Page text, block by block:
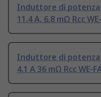
Induttore di
11.4 A, 6.8 mΩ Rcc
Induttore di
4.1 A 36 mΩ Rcc WE-